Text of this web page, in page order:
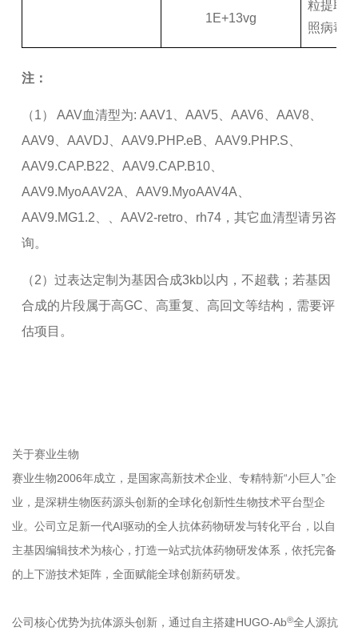
粒提取+
照病毒
1E+13vg
注：
（1） AAV血清型为: AAV1、AAV5、AAV6、AAV8、
AAV9、AAVDJ、AAV9.PHP.eB、AAV9.PHP.S、
AAV9.CAP.B22、AAV9.CAP.B10、
AAV9.MyoAAV2A、AAV9.MyoAAV4A、
AAV9.MG1.2、、AAV2-retro、rh74，其它血清型请另咨
询。
（2）过表达定制为基因合成3kb以内，不超载；若基因
合成的片段属于高GC、高重复、高回文等结构，需要评
估项目。
关于赛业生物
赛业生物2006年成立，是国家高新技术企业、专精特新“小巨人”企
业，是深耕生物医药源头创新的全球化创新性生物技术平台型企
业。公司立足新一代AI驱动的全人抗体药物研发与转化平台，以自
主基因编辑技术为核心，打造一站式抗体药物研发体系，依托完备
的上下游技术矩阵，全面赋能全球创新药研发。
公司核心优势为抗体源头创新，通过自主搭建HUGO-Ab®全人源抗